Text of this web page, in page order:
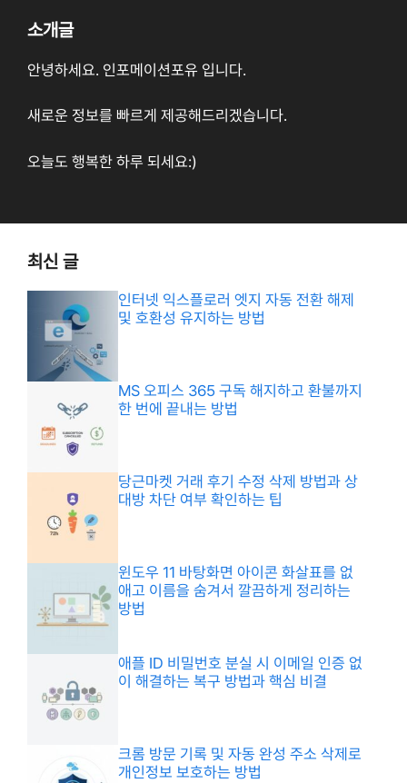
소개글
안녕하세요. 인포메이션포유 입니다.
새로운 정보를 빠르게 제공해드리겠습니다.
오늘도 행복한 하루 되세요:)
최신 글
인터넷 익스플로러 엣지 자동 전환 해제
및 호환성 유지하는 방법
MS 오피스 365 구독 해지하고 환불까지
한 번에 끝내는 방법
당근마켓 거래 후기 수정 삭제 방법과 상
대방 차단 여부 확인하는 팁
윈도우 11 바탕화면 아이콘 화살표를 없
애고 이름을 숨겨서 깔끔하게 정리하는
방법
애플 ID 비밀번호 분실 시 이메일 인증 없
이 해결하는 복구 방법과 핵심 비결
크롬 방문 기록 및 자동 완성 주소 삭제로
개인정보 보호하는 방법